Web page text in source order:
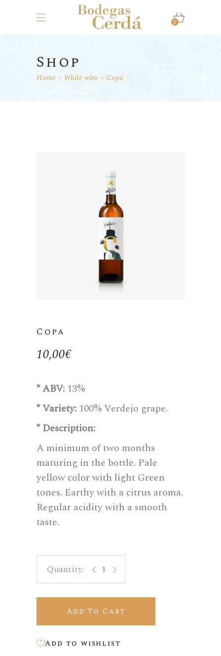
0
Shop
Home White wine Copa
Copa
10,00€
* ABV: 13%
* Variety: 100% Verdejo grape.
* Description:
A minimum of two months
maturing in the bottle. Pale
yellow color with light Green
tones. Earthy with a citrus aroma.
Regular acidity with a smooth
taste.
Copa quantity
Add To Cart
Add to wishlist